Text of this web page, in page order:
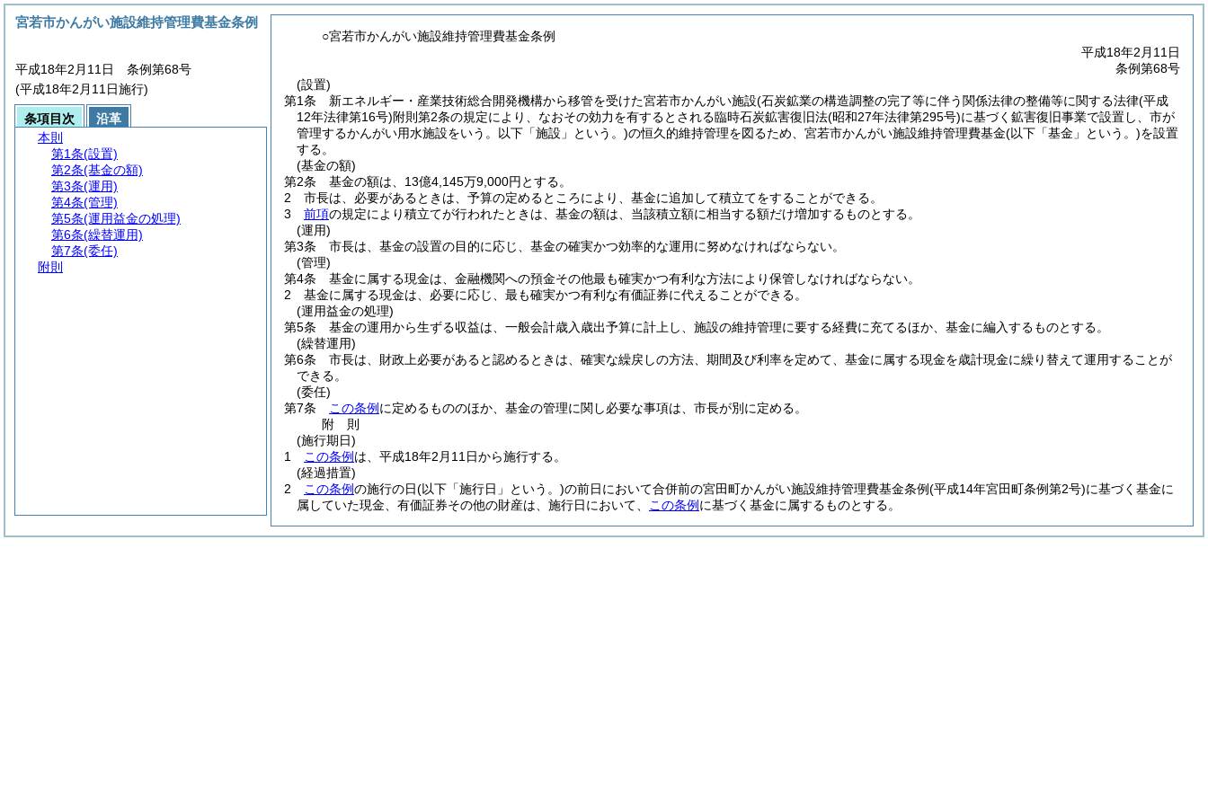
○宮若市かんがい施設維持管理費基金条例
平成18年2月11日
条例第68号
(設置)
第1条
新エネルギー・産業技術総合開発機構から移管を受けた宮若市かんがい施設(石炭鉱業の構造調整の完了等に伴う関係法律の整備等に関する法律(平成
12年法律第16号)附則第2条の規定により、なおその効力を有するとされる臨時石炭鉱害復旧法(昭和27年法律第295号)に基づく鉱害復旧事業で設置し、市が
管理するかんがい用水施設をいう。以下「施設」という。)の恒久的維持管理を図るため、宮若市かんがい施設維持管理費基金(以下「基金」という。)を設置
する。
(基金の額)
第2条
基金の額は、13億4,145万9,000円とする。
2
市長は、必要があるときは、予算の定めるところにより、基金に追加して積立てをすることができる。
3
前項の規定により積立てが行われたときは、基金の額は、当該積立額に相当する額だけ増加するものとする。
(運用)
第3条
市長は、基金の設置の目的に応じ、基金の確実かつ効率的な運用に努めなければならない。
(管理)
第4条
基金に属する現金は、金融機関への預金その他最も確実かつ有利な方法により保管しなければならない。
2
基金に属する現金は、必要に応じ、最も確実かつ有利な有価証券に代えることができる。
(運用益金の処理)
第5条
基金の運用から生ずる収益は、一般会計歳入歳出予算に計上し、施設の維持管理に要する経費に充てるほか、基金に編入するものとする。
(繰替運用)
第6条
市長は、財政上必要があると認めるときは、確実な繰戻しの方法、期間及び利率を定めて、基金に属する現金を歳計現金に繰り替えて運用することが
できる。
(委任)
第7条
この条例 に定めるもののほか、基金の管理に関し必要な事項は、市長が別に定める。
附 則
(施行期日)
1
この条例 は、平成18年2月11日から施行する。
(経過措置)
2
この条例の施行の日(以下「施行日」という。)の前日において合併前の宮田町かんがい施設維持管理費基金条例(平成14年宮田町条例第2号)に基づく基金に
属していた現金、有価証券その他の財産は、施行日において、
この条例 に基づく基金に属するものとする。
宮若市かんがい施設維持管理費基金条例
平成18年2月11日 条例第68号
(平成18年2月11日施行)
条項目次
沿革
本則
第1条(設置)
第2条(基金の額)
第3条(運用)
第4条(管理)
第5条(運用益金の処理)
第6条(繰替運用)
第7条(委任)
附則